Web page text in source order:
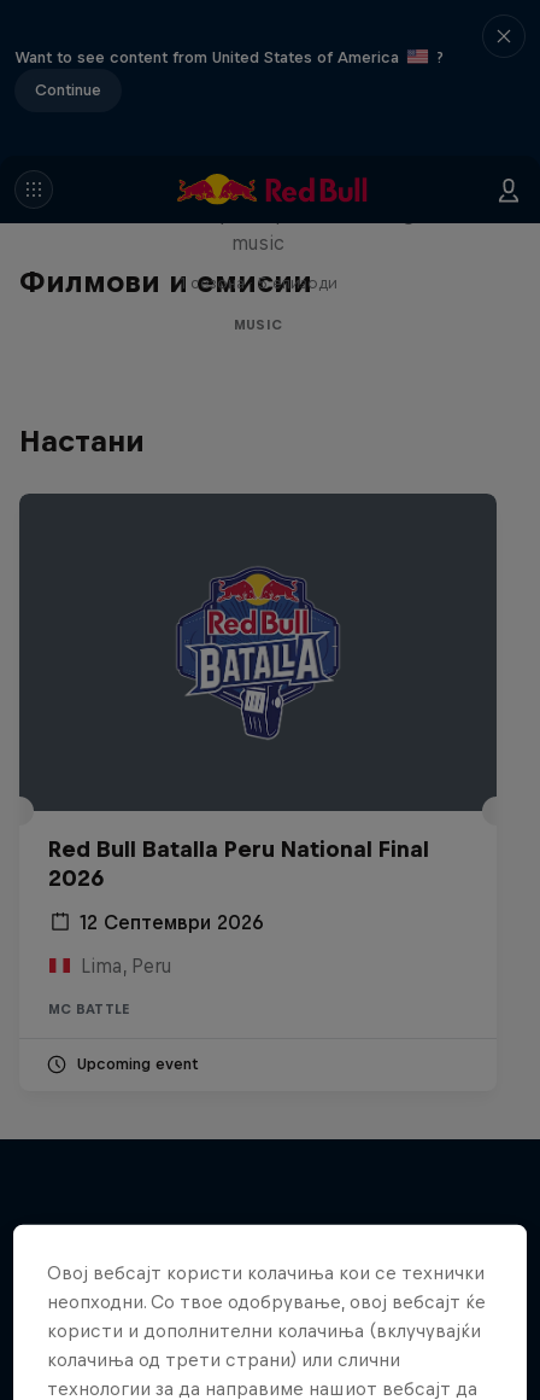
Want to see content from United States of America
?
Continue
Филмови и емисии
Diggin' in the Carts
music
1 сезона · 5 епизоди
MUSIC
Настани
Red Bull Batalla Peru National Final
2026
12 Септември 2026
Lima, Peru
MC BATTLE
Upcoming event
Овој вебсајт користи колачиња кои се технички
неопходни. Со твое одобрување, овој вебсајт ќе
користи и дополнителни колачиња (вклучувајќи
колачиња од трети страни) или слични
технологии за да направиме нашиот вебсајт да